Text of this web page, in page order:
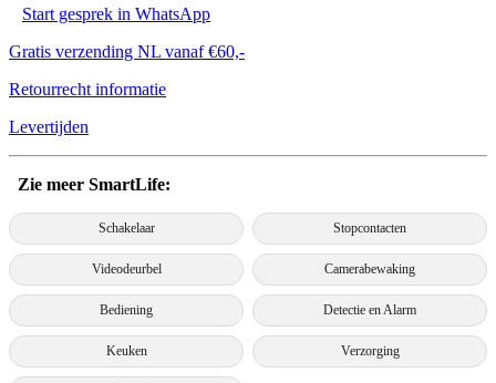
Start gesprek in WhatsApp
Gratis verzending NL vanaf €60,-
Retourrecht informatie
Levertijden
Zie meer SmartLife:
Schakelaar Stopcontacten
Videodeurbel Camerabewaking
Bediening Detectie en Alarm
Keuken Verzorging